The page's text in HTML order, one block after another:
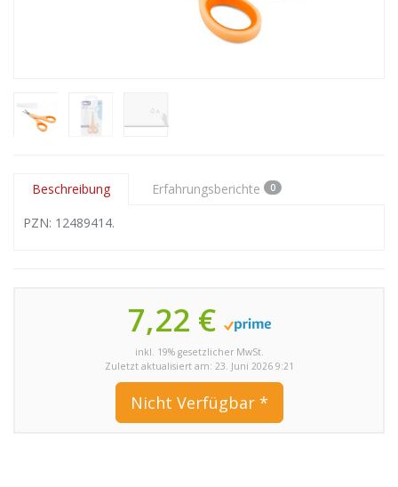
Beschreibung Erfahrungsberichte 0
PZN: 12489414.
7,22 €
inkl. 19% gesetzlicher MwSt.
Zuletzt aktualisiert am: 23. Juni 2026 9:21
Nicht Verfügbar *